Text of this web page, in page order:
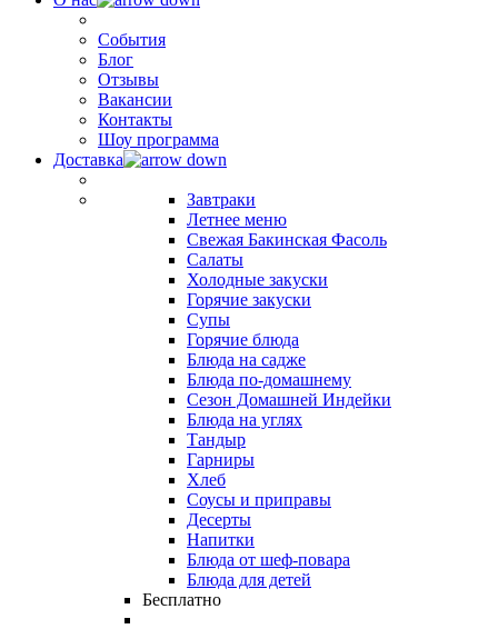
События
Блог
Отзывы
Вакансии
Контакты
Шоу программа
Доставка
Завтраки
Летнее меню
Свежая Бакинская Фасоль
Салаты
Холодные закуски
Горячие закуски
Супы
Горячие блюда
Блюда на садже
Блюда по-домашнему
Сезон Домашней Индейки
Блюда на углях
Тандыр
Гарниры
Хлеб
Соусы и приправы
Десерты
Напитки
Блюда от шеф-повара
Блюда для детей
Бесплатно